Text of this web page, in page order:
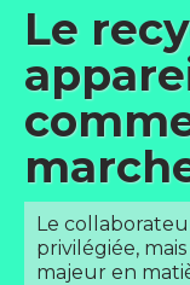
Le
Le
privilégiée,
majeur en